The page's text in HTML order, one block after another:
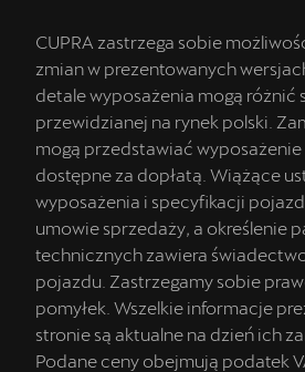
CUPRA zastrzega sobie
zmian w prezentowanych
detale wyposażenia mogą różnić
przewidzianej na rynek polski.
mogą przedstawiać wyposażenie
dostępne za dopłatą. Wiążące
wyposażenia i specyfikacji
umowie sprzedaży, a określenie
technicznych zawiera
pojazdu. Zastrzegamy sobie
pomyłek. Wszelkie informacje
stronie są aktualne na dzień ich
Podane ceny obejmują podatek